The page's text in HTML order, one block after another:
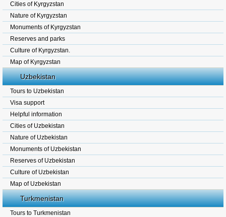
Cities of Kyrgyzstan
Nature of Kyrgyzstan
Monuments of Kyrgyzstan
Reserves and parks
Culture of Kyrgyzstan.
Map of Kyrgyzstan
Uzbekistan
Tours to Uzbekistan
Visa support
Helpful information
Cities of Uzbekistan
Nature of Uzbekistan
Monuments of Uzbekistan
Reserves of Uzbekistan
Culture of Uzbekistan
Map of Uzbekistan
Turkmenistan
Tours to Turkmenistan